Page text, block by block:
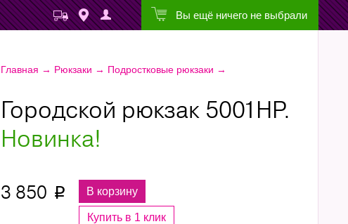
Вы ещё ничего не выбрали
Главная → Рюкзаки → Подростковые рюкзаки →
Городской рюкзак 5001НР.
Новинка!
3 850 p В корзину
Купить в 1 клик